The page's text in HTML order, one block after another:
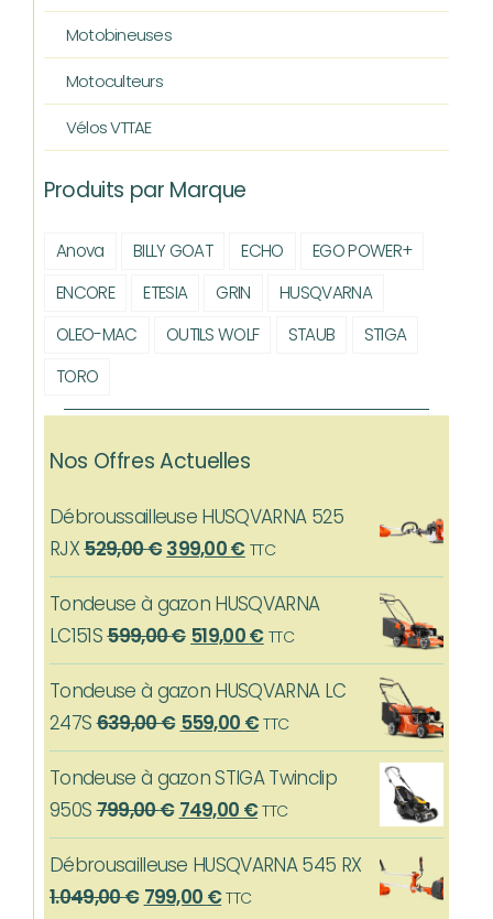
Motobineuses
Motoculteurs
Vélos VTTAE
Produits par Marque
Anova BILLY GOAT ECHO
EGO POWER+
ENCORE
ETESIA GRIN
HUSQVARNA
OLEO-MAC
OUTILS WOLF STAUB
STIGA
TORO
Nos Offres Actuelles
Débroussailleuse HUSQVARNA 525
RJX529,00€ Le
prix
initial
était :
399,00€Le
prix
actuel
est :
TTC
Tondeuse à gazon HUSQVARNA
LC151S599,00€ Le
prix
initial
était :
519,00€Le
prix
actuel
est :
TTC
Tondeuse à gazon HUSQVARNA LC
247S639,00€ Le
prix
initial
était :
559,00 €Le
prix
actuel
est :
TTC
Tondeuse à gazon STIGA Twinclip
950S799,00€ Le
prix
initial
était :
749,00 €Le
prix
actuel
TTC
Débrousailleuse HUSQVARNA 545 RX
1.049,00€ Le
799,00 €Le
TTC